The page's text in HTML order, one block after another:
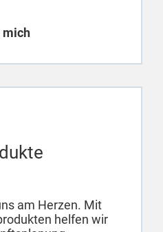
mich
am Herzen. Mit
helfen wir